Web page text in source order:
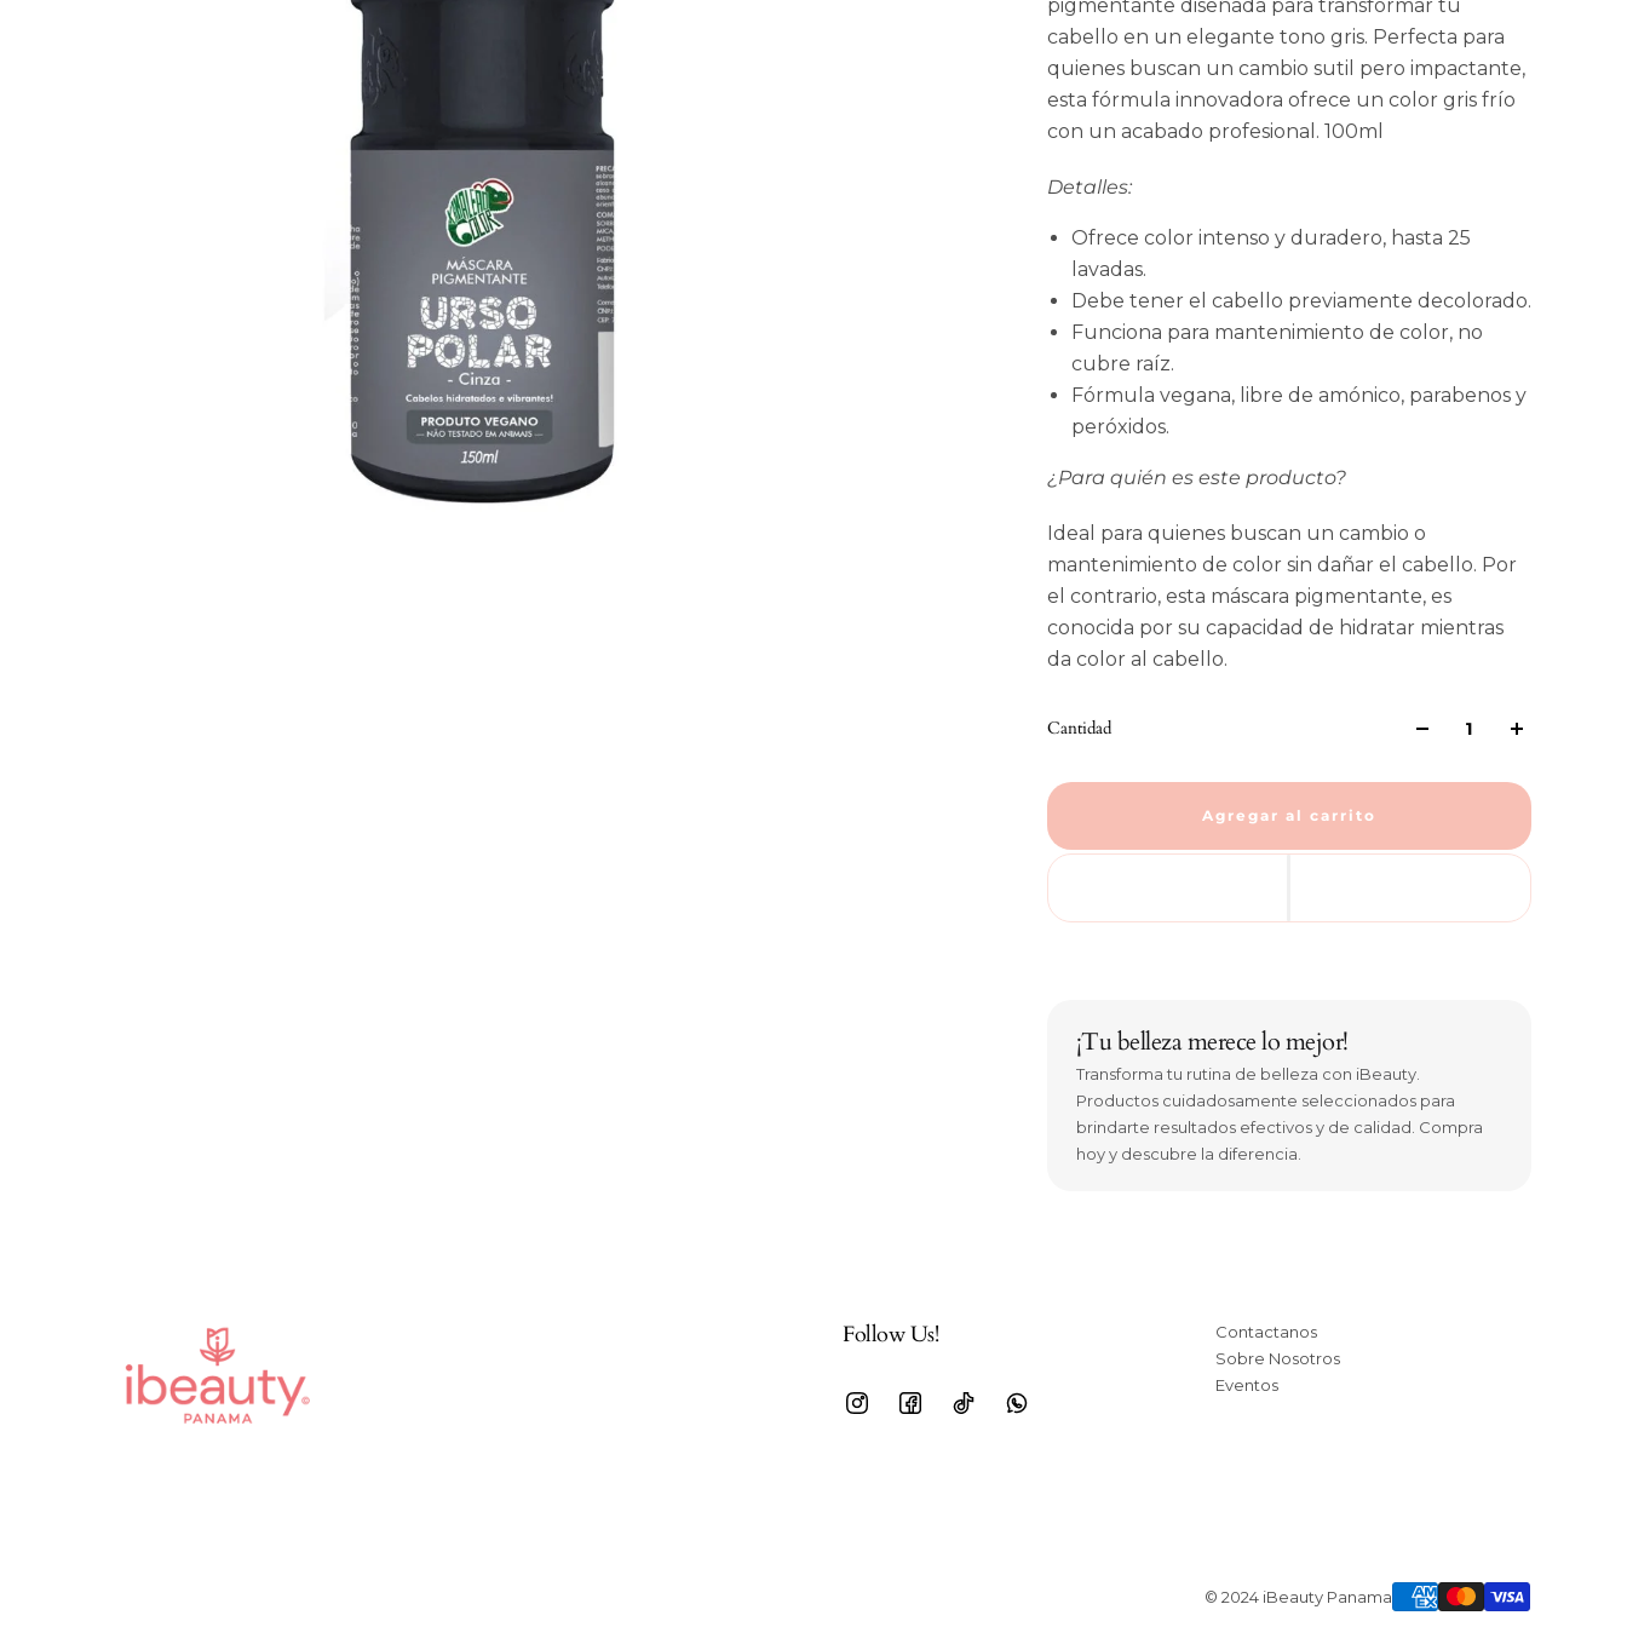
pigmentante diseñada para transformar tu
cabello en un elegante tono gris. Perfecta para
quienes buscan un cambio sutil pero impactante,
esta fórmula innovadora ofrece un color gris frío
con un acabado profesional. 100ml
Detalles:
Ofrece color intenso y duradero, hasta 25
lavadas.
Debe tener el cabello previamente decolorado.
Funciona para mantenimiento de color, no
cubre raíz.
Fórmula vegana, libre de amónico, parabenos y
peróxidos.
¿Para quién es este producto?
Ideal para quienes buscan un cambio o
mantenimiento de color sin dañar el cabello. Por
el contrario, esta máscara pigmentante, es
conocida por su capacidad de hidratar mientras
da color al cabello.
Cantidad
Agregar al carrito
¡Tu belleza merece lo mejor!
Transforma tu rutina de belleza con iBeauty.
Productos cuidadosamente seleccionados para
brindarte resultados efectivos y de calidad. Compra
hoy y descubre la diferencia.
Follow Us!
Contactanos
Sobre Nosotros
Eventos
© 2024 iBeauty Panama